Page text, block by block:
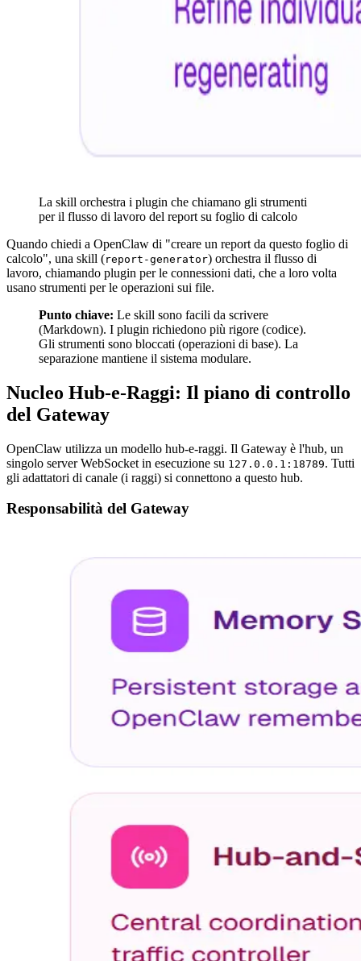
La skill orchestra i plugin che chiamano gli strumenti
per il flusso di lavoro del report su foglio di calcolo
Quando chiedi a OpenClaw di "creare un report da questo foglio di
calcolo", una skill (report-generator) orchestra il flusso di
lavoro, chiamando plugin per le connessioni dati, che a loro volta
usano strumenti per le operazioni sui file.
Punto chiave: Le skill sono facili da scrivere
(Markdown). I plugin richiedono più rigore (codice).
Gli strumenti sono bloccati (operazioni di base). La
separazione mantiene il sistema modulare.
Nucleo Hub-e-Raggi: Il piano di controllo
del Gateway
OpenClaw utilizza un modello hub-e-raggi. Il Gateway è l'hub, un
singolo server WebSocket in esecuzione su 127.0.0.1:18789. Tutti
gli adattatori di canale (i raggi) si connettono a questo hub.
Responsabilità del Gateway